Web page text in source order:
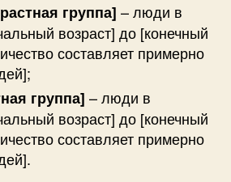
группа] – люди в
возраст] до [конечный
составляет примерно
группа] – люди в
возраст] до [конечный
составляет примерно